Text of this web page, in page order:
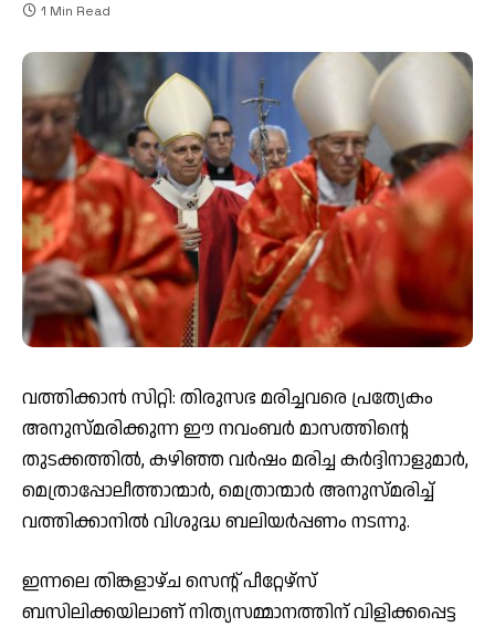
1 Min Read
വത്തിക്കാൻ സിറ്റി: തിരുസഭ മരിച്ചവരെ പ്രത്യേകം
അനുസ്മരിക്കുന്ന ഈ നവംബർ മാസത്തിന്റെ
തുടക്കത്തിൽ, കഴിഞ്ഞ വർഷം മരിച്ച കര്‍ദ്ദിനാളുമാര്‍,
മെത്രാപ്പോലീത്താന്മാര്‍, മെത്രാന്മാര്‍ അനുസ്മരിച്ച്
വത്തിക്കാനില്‍ വിശുദ്ധ ബലിയര്‍പ്പണം നടന്നു.
ഇന്നലെ തിങ്കളാഴ്ച സെന്റ് പീറ്റേഴ്‌സ്
ബസിലിക്കയിലാണ് നിത്യസമ്മാനത്തിന് വിളിക്കപ്പെട്ട